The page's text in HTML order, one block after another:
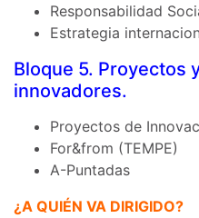
Responsabilidad
Estrategia
Bloque 5. Proyectos
innovadores.
Proyectos de
For&from (TEMPE)
A-Puntadas
¿A QUIÉN VA DIRIGIDO?